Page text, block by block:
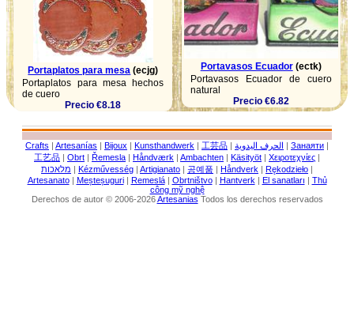
Portaplatos para mesa (ecjg)
Portaplatos para mesa hechos
de cuero
Precio €8.18
Portavasos Ecuador(ectk)
Portavasos Ecuador de cuero
natural
Precio €6.82
Crafts | Artesanías | Bijoux | Kunsthandwerk | 工芸品 | الحرف اليدوية | Занаяти |
工艺品 | Obrt | Řemesla | Håndværk | Ambachten | Käsityöt | Χειροτεχνίες |
מלאכות | Kézművesség | Artigianato | 공예품 | Håndverk | Rękodzieło |
Artesanato| Meșteșuguri| Remeslá| Obrtništvo| Hantverk | El sanatları | Thủ
công mỹ nghệ
Derechos de autor © 2006-2026Artesanias Todos los derechos reservados